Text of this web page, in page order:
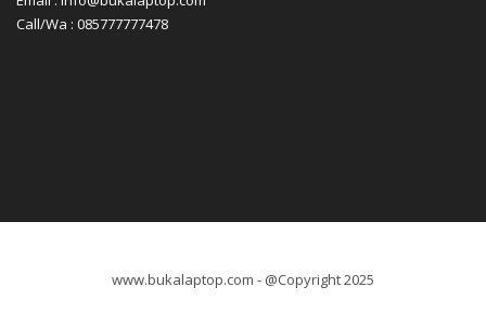
Call/Wa : 085777777478
www.bukalaptop.com - @Copyright 2025